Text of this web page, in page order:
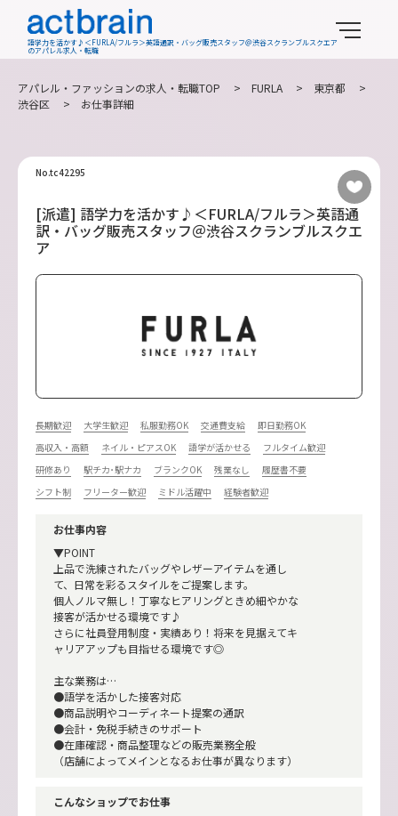
語学力を活かす♪＜FURLA/フルラ＞英語通訳・バッグ販売スタッフ＠渋谷スクランブルスクエア
のアパレル求人・転職
アパレル・ファッションの求人・転職TOP > FURLA > 東京都 >
渋谷区 > お仕事詳細
No.tc42295
[派遣] 語学力を活かす♪＜FURLA/フルラ＞英語通
訳・バッグ販売スタッフ＠渋谷スクランブルスクエ
ア
長期歓迎 大学生歓迎 私服勤務OK 交通費支給
即日勤務OK
高収入・高額
ネイル・ピアスOK 語学が活かせる
フルタイム歓迎
研修あり
駅チカ･駅ナカ ブランクOK 残業なし
履歴書不要
シフト制
フリーター歓迎 ミドル活躍中 経験者歓迎
お仕事内容
▼POINT
上品で洗練されたバッグやレザーアイテムを通し
て、日常を彩るスタイルをご提案します。
個人ノルマ無し！丁寧なヒアリングときめ細やかな
接客が活かせる環境です♪
さらに社員登用制度・実績あり！将来を見据えてキ
ャリアアップも目指せる環境です◎
主な業務は…
●語学を活かした接客対応
●商品説明やコーディネート提案の通訳
●会計・免税手続きのサポート
●在庫確認・商品整理などの販売業務全般
（店舗によってメインとなるお仕事が異なります）
こんなショップでお仕事